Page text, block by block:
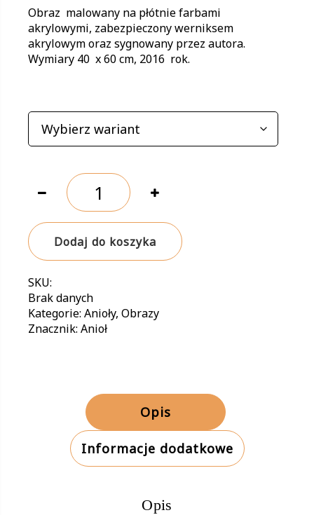
od
8,00 zł
do
169,00 zł
Obraz malowany na płótnie farbami
akrylowymi, zabezpieczony werniksem
akrylowym oraz sygnowany przez autora.
Wymiary 40 x 60 cm, 2016 rok.
Kobiecość
Dodaj do koszyka
SKU:
Brak danych
Kategorie:Anioły,Obrazy
Znacznik:Anioł
Opis
Informacje dodatkowe
Opis